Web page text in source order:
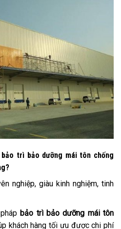
bảo trì bảo dưỡng mái tôn chống
nghiệp, giàu kinh nghiệm, tinh
bảo trì bảo dưỡng mái tôn
khách hàng tối ưu được chi phí